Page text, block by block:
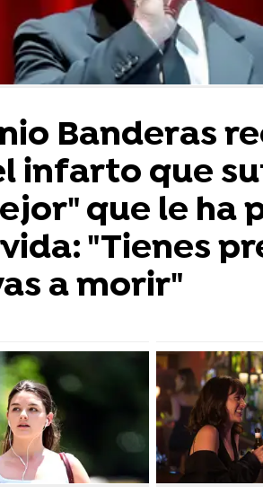
Banderas
infarto que
que le ha
"Tienes
a morir"